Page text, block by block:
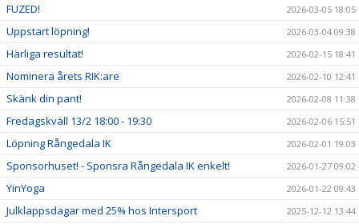
FUZED! 2026-03-05 18:05
Uppstart löpning! 2026-03-04 09:38
Härliga resultat! 2026-02-15 18:41
Nominera årets RIK:are 2026-02-10 12:41
Skänk din pant! 2026-02-08 11:38
Fredagskväll 13/2 18:00 - 19:30 2026-02-06 15:51
Löpning Rångedala IK 2026-02-01 19:03
Sponsorhuset! - Sponsra Rångedala IK enkelt! 2026-01-27 09:02
YinYoga 2026-01-22 09:43
Julklappsdagar med 25% hos Intersport 2025-12-12 13:44